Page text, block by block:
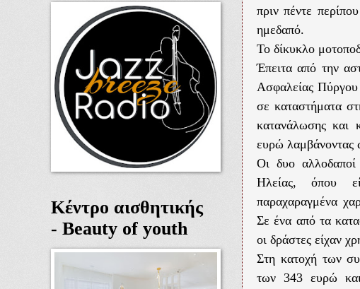
πριν πέντε
ημεδαπό.
Το δίκυκλο
Έπειτα από την
Ασφαλείας Πύργου
σε καταστήματα
κατανάλωσης και
ευρώ λαμβάνοντας
Οι δυο
Ηλείας, όπου
παραχαραγμένα
Σε ένα από τα
οι δράστες είχαν
Στη κατοχή των
των 343 ευρώ και
Κέντρο αισθητικής
- Beauty of youth